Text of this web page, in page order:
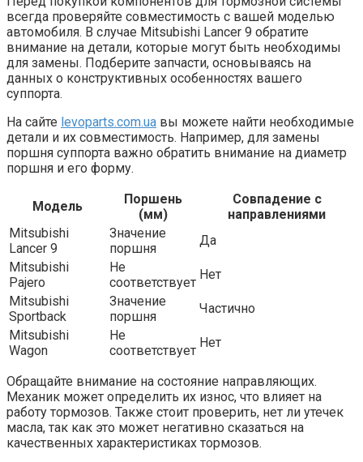
всегда проверяйте совместимость с вашей моделью
автомобиля. В случае Mitsubishi Lancer 9 обратите
внимание на детали, которые могут быть необходимы
для замены. Подберите запчасти, основываясь на
данных о конструктивных особенностях вашего
суппорта.
На сайте levoparts.com.ua вы можете найти необходимые
детали и их совместимость. Например, для замены
поршня суппорта важно обратить внимание на диаметр
поршня и его форму.
Модель
Поршень
(мм)
Совпадение с
направлениями
Mitsubishi
Lancer 9
Значение
поршня
Да
Mitsubishi
Pajero
Не
соответствует
Нет
Mitsubishi
Sportback
Значение
поршня
Частично
Mitsubishi
Wagon
Не
соответствует
Нет
Обращайте внимание на состояние направляющих.
Механик может определить их износ, что влияет на
работу тормозов. Также стоит проверить, нет ли утечек
масла, так как это может негативно сказаться на
качественных характеристиках тормозов.